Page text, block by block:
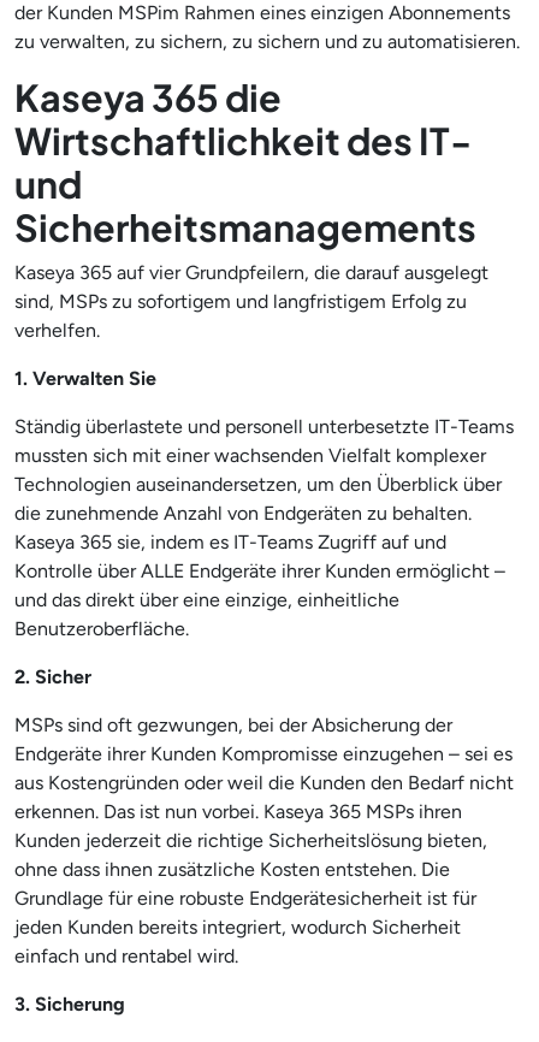
der Kunden MSPim Rahmen eines einzigen Abonnements
zu verwalten, zu sichern, zu sichern und zu automatisieren.
Kaseya 365 die
Wirtschaftlichkeit des IT-
und
Sicherheitsmanagements
Kaseya 365 auf vier Grundpfeilern, die darauf ausgelegt
sind, MSPs zu sofortigem und langfristigem Erfolg zu
verhelfen.
1. Verwalten Sie
Ständig überlastete und personell unterbesetzte IT-Teams
mussten sich mit einer wachsenden Vielfalt komplexer
Technologien auseinandersetzen, um den Überblick über
die zunehmende Anzahl von Endgeräten zu behalten.
Kaseya 365 sie, indem es IT-Teams Zugriff auf und
Kontrolle über ALLE Endgeräte ihrer Kunden ermöglicht –
und das direkt über eine einzige, einheitliche
Benutzeroberfläche.
2. Sicher
MSPs sind oft gezwungen, bei der Absicherung der
Endgeräte ihrer Kunden Kompromisse einzugehen – sei es
aus Kostengründen oder weil die Kunden den Bedarf nicht
erkennen. Das ist nun vorbei. Kaseya 365 MSPs ihren
Kunden jederzeit die richtige Sicherheitslösung bieten,
ohne dass ihnen zusätzliche Kosten entstehen. Die
Grundlage für eine robuste Endgerätesicherheit ist für
jeden Kunden bereits integriert, wodurch Sicherheit
einfach und rentabel wird.
3. Sicherung